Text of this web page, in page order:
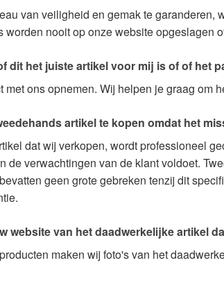
van veiligheid en gemak te
worden nooit op onze website opgeslagen
dit het juiste artikel voor mij is of of het
met ons opnemen. Wij helpen je graag om
artikel te kopen omdat het
dat wij verkopen, wordt professioneel
de verwachtingen van de klant voldoet.
geen grote gebreken tenzij dit
website van het daadwerkelijke artikel
maken wij foto's van het